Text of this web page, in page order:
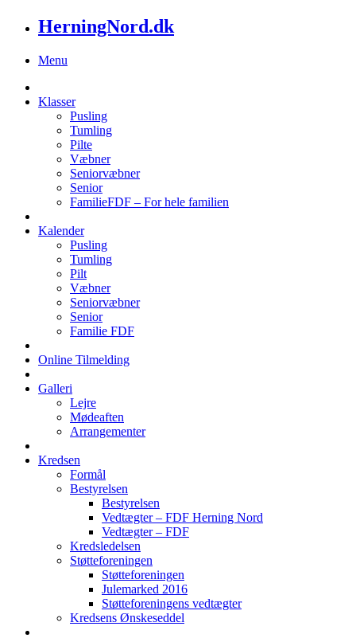
HerningNord.dk
Menu
Klasser
Pusling
Tumling
Pilte
Væbner
Seniorvæbner
Senior
FamilieFDF – For hele familien
Kalender
Pusling
Tumling
Pilt
Væbner
Seniorvæbner
Senior
Familie FDF
Online Tilmelding
Galleri
Lejre
Mødeaften
Arrangementer
Kredsen
Formål
Bestyrelsen
Bestyrelsen
Vedtægter – FDF Herning Nord
Vedtægter – FDF
Kredsledelsen
Støtteforeningen
Støtteforeningen
Julemarked 2016
Støtteforeningens vedtægter
Kredsens Ønskeseddel